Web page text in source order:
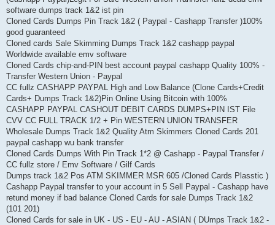
software dumps track 1&2 ist pin
Cloned Cards Dumps Pin Track 1&2 ( Paypal - Cashapp Transfer )100%
good guaranteed
Cloned cards Sale Skimming Dumps Track 1&2 cashapp paypal
Worldwide available emv software
Cloned Cards chip-and-PIN best account paypal cashapp Quality 100% -
Transfer Western Union - Paypal
CC fullz CASHAPP PAYPAL High and Low Balance (Clone Cards+Credit
Cards+ Dumps Track 1&2)Pin Online Using Bitcoin with 100%
CASHAPP PAYPAL CASHOUT DEBIT CARDS DUMPS+PIN IST File
CVV CC FULL TRACK 1/2 + Pin WESTERN UNION TRANSFER
Wholesale Dumps Track 1&2 Quality Atm Skimmers Cloned Cards 201
paypal cashapp wu bank transfer
Cloned Cards Dumps With Pin Track 1*2 @ Cashapp - Paypal Transfer /
CC fullz store / Emv Software / Gilf Cards
Dumps track 1&2 Pos ATM SKIMMER MSR 605 /Cloned Cards Plasstic )
Cashapp Paypal transfer to your account in 5 Sell Paypal - Cashapp have
retund money if bad balance Cloned Cards for sale Dumps Track 1&2
(101 201)
Cloned Cards for sale in UK - US - EU - AU - ASIAN ( DUmps Track 1&2 -